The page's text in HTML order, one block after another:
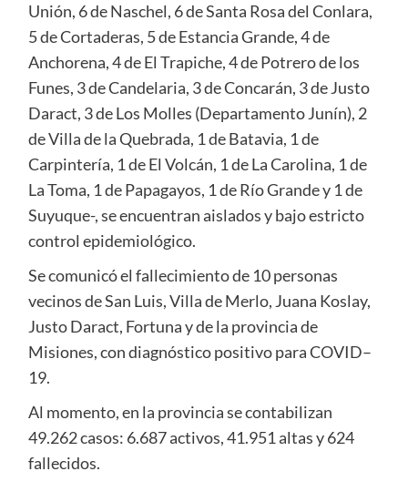
Unión, 6 de Naschel, 6 de Santa Rosa del Conlara,
5 de Cortaderas, 5 de Estancia Grande, 4 de
Anchorena, 4 de El Trapiche, 4 de Potrero de los
Funes, 3 de Candelaria, 3 de Concarán, 3 de Justo
Daract, 3 de Los Molles (Departamento Junín), 2
de Villa de la Quebrada, 1 de Batavia, 1 de
Carpintería, 1 de El Volcán, 1 de La Carolina, 1 de
La Toma, 1 de Papagayos, 1 de Río Grande y 1 de
Suyuque-, se encuentran aislados y bajo estricto
control epidemiológico.
Se comunicó el fallecimiento de 10 personas
vecinos de San Luis, Villa de Merlo, Juana Koslay,
Justo Daract, Fortuna y de la provincia de
Misiones, con diagnóstico positivo para COVID–
19.
Al momento, en la provincia se contabilizan
49.262 casos: 6.687 activos, 41.951 altas y 624
fallecidos.